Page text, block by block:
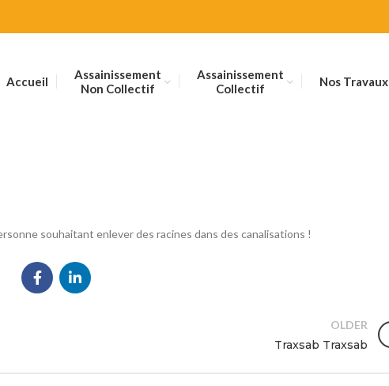
Accueil
Assainissement
Non Collectif
Assainissement
Collectif
Nos Travaux
souhaitant enlever des racines dans des canalisations !
OLDER
Traxsab Traxsab